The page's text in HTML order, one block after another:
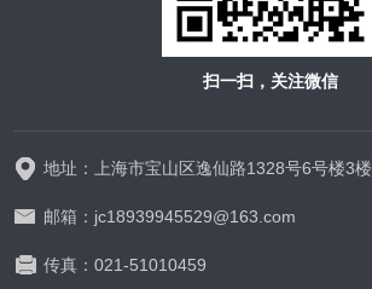
扫一扫，关注微信
地址：上海市宝山区逸仙路1328号6号楼3楼
邮箱：jc18939945529@163.com
传真：021-51010459